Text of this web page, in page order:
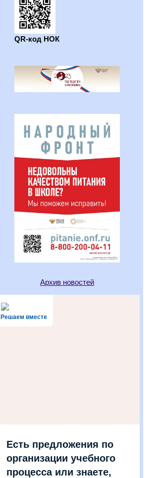
QR-код НОК
Архив новостей
Решаем вместе
Есть предложения по
организации учебного
процесса или знаете,